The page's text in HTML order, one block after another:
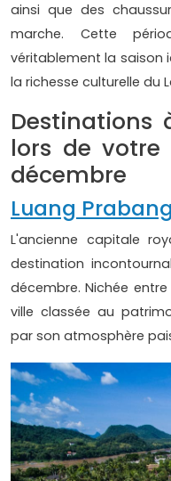
ainsi que des
marche. Cette
véritablement la saison
la richesse culturelle du
Destinations
lors de
décembre
Luang Prabang
L'ancienne capitale
destination
décembre. Nichée
ville classée au
par son atmosphère